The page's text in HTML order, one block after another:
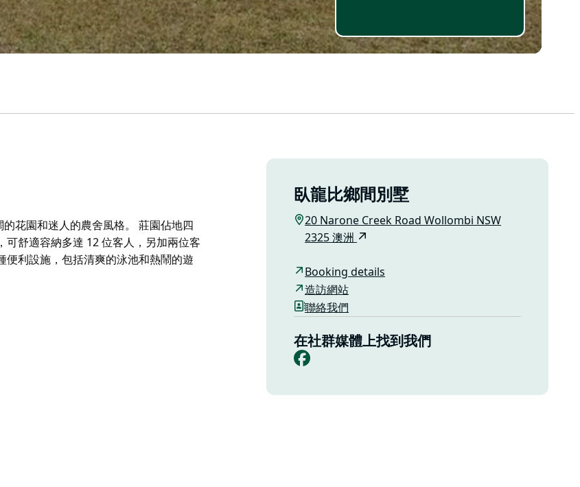
花園和迷人的農舍風格。 莊園佔地四
舒適容納多達 12 位客人，另加兩位客
便利設施，包括清爽的泳池和熱鬧的遊
臥龍比鄉間別墅
20 Narone Creek Road Wollombi NSW
2325 澳洲
Booking details
造訪網站
聯絡我們
在社群媒體上找到我們
Facebook